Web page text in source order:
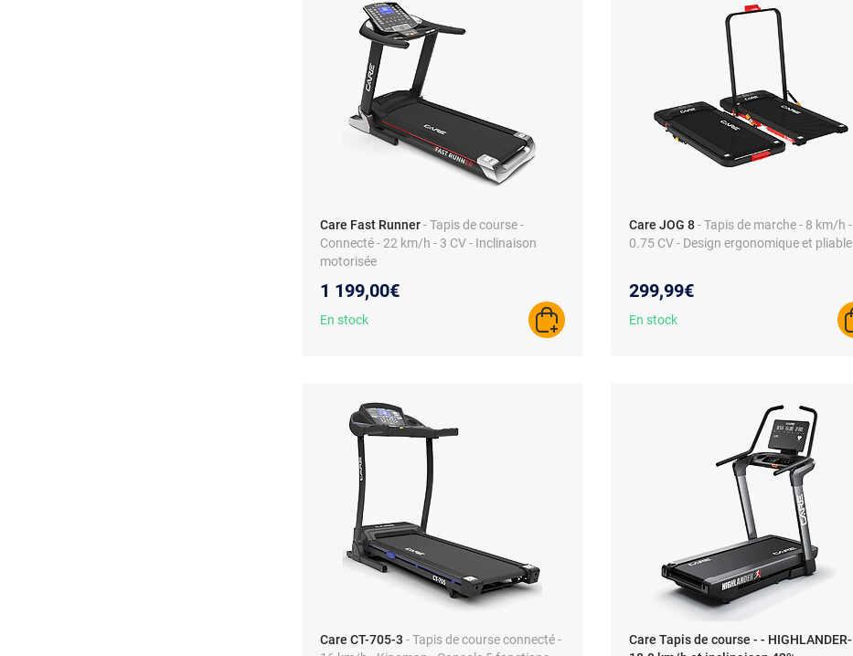
Care Fast Runner- Tapis de course -
Connecté - 22 km/h - 3 CV - Inclinaison
motorisée
1 199,00€
En stock
AJOUTER AU PANIER
Care JOG 8- Tapis de marche - 8 km/h -
0.75 CV - Design ergonomique et pliable
299,99€
En stock
Care CT-705-3 - Tapis de course connecté -
Care Tapis de course - - HIGHLANDER-